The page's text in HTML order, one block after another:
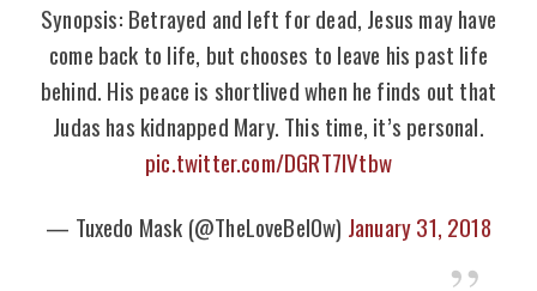
Synopsis: Betrayed and left for dead, Jesus may have
come back to life, but chooses to leave his past life
behind. His peace is shortlived when he finds out that
Judas has kidnapped Mary. This time, it’s personal.
pic.twitter.com/DGRT7IVtbw
— Tuxedo Mask (@TheLoveBel0w) January 31, 2018